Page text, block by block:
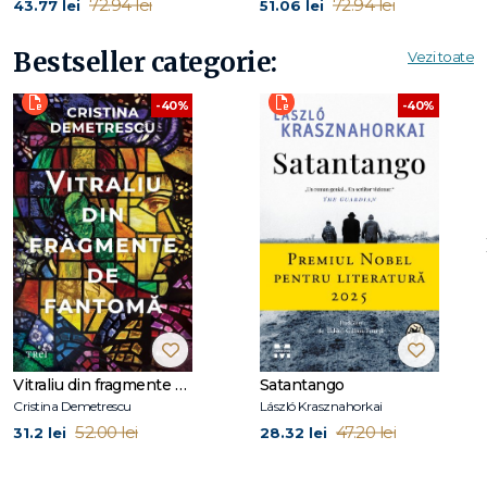
43.77 lei 72.94 lei 51.06 lei 72.94 lei
Bestseller categorie: Vezi toate
-40%
Vitraliu din fragmente de fantomă
Cristina Demetrescu
31.2 lei 52.00 lei
-40%
Satantango
László Krasznahorkai
28.32 lei 47.20 lei